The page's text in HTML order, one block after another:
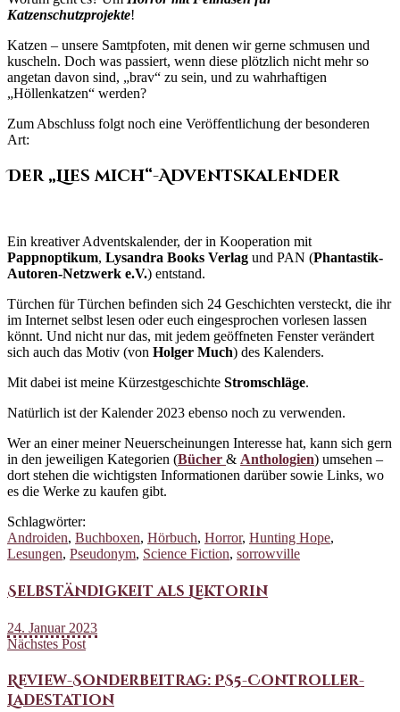
Katzenschutzprojekte!
Katzen – unsere Samtpfoten, mit denen wir gerne schmusen und
kuscheln. Doch was passiert, wenn diese plötzlich nicht mehr so
angetan davon sind, „brav“ zu sein, und zu wahrhaftigen
„Höllenkatzen“ werden?
Zum Abschluss folgt noch eine Veröffentlichung der besonderen
Art:
Der „Lies mich“-Adventskalender
Ein kreativer Adventskalender, der in Kooperation mit
Pappnoptikum, Lysandra Books Verlag und PAN (Phantastik-
Autoren-Netzwerk e.V.) entstand.
Türchen für Türchen befinden sich 24 Geschichten versteckt, die ihr
im Internet selbst lesen oder euch eingesprochen vorlesen lassen
könnt. Und nicht nur das, mit jedem geöffneten Fenster verändert
sich auch das Motiv (von Holger Much) des Kalenders.
Mit dabei ist meine Kürzestgeschichte Stromschläge.
Natürlich ist der Kalender 2023 ebenso noch zu verwenden.
Wer an einer meiner Neuerscheinungen Interesse hat, kann sich gern
in den jeweiligen Kategorien (Bücher & Anthologien) umsehen –
dort stehen die wichtigsten Informationen darüber sowie Links, wo
es die Werke zu kaufen gibt.
Schlagwörter:
Androiden, Buchboxen, Hörbuch, Horror, Hunting Hope,
Lesungen, Pseudonym, Science Fiction, sorrowville
Selbständigkeit als Lektorin
24. Januar 2023
Nächstes Post
Review-Sonderbeitrag: PS5-Controller-
Ladestation